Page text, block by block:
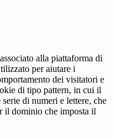
alla piattaforma di
per aiutare i
dei visitatori e
di tipo pattern, in cui il
di numeri e lettere, che
il dominio che imposta il